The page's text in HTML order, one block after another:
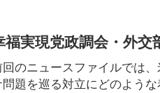
福実現党政調会・外
のニュースファイルでは
題を巡る対立にどのよう